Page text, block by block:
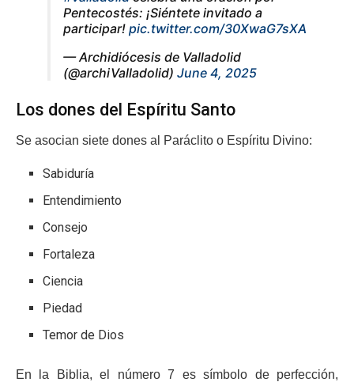
Pentecostés: ¡Siéntete invitado a
participar! pic.twitter.com/30XwaG7sXA
— Archidiócesis de Valladolid
(@archiValladolid) June 4, 2025
Los dones del Espíritu Santo
Se asocian siete dones al Paráclito o Espíritu Divino:
Sabiduría
Entendimiento
Consejo
Fortaleza
Ciencia
Piedad
Temor de Dios
En la Biblia, el número 7 es símbolo de perfección,